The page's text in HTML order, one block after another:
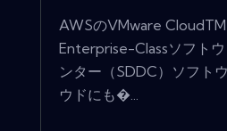
AWSのVMware
Enterprise-Classソフト
ンター（SDDC）ソフト
ウドにも�...